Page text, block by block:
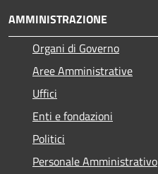
AMMINISTRAZIONE
Organi di Governo
Aree Amministrative
Uffici
Enti e fondazioni
Politici
Personale Amministrativo